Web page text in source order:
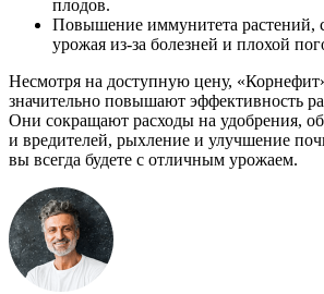
плодов.
Повышение иммунитета растений,
урожая из-за болезней и плохой
Несмотря на доступную цену,
значительно повышают эффективность
Они сокращают расходы на удобрения,
и вредителей, рыхление и улучшение
вы всегда будете с отличным урожаем.